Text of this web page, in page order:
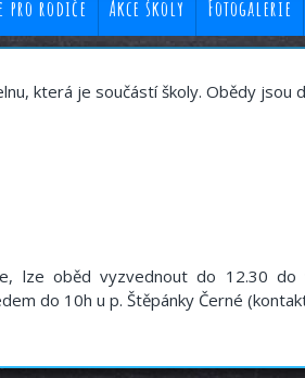
pro rodiče Akce školy Fotogalerie
která je součástí školy. Obědy jsou
lze oběd vyzvednout do 12.30 do
do 10h u p. Štěpánky Černé